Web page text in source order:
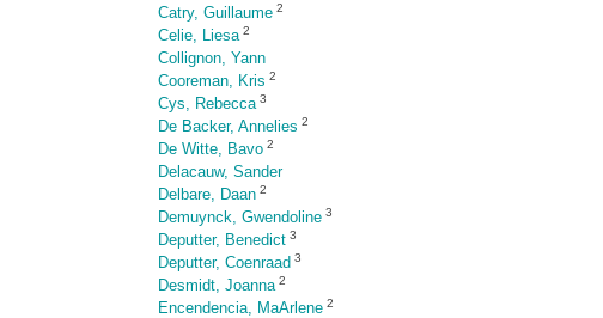
Catry, Guillaume 2
Celie, Liesa 2
Collignon, Yann
Cooreman, Kris 2
Cys, Rebecca 3
De Backer, Annelies 2
De Witte, Bavo 2
Delacauw, Sander
Delbare, Daan 2
Demuynck, Gwendoline 3
Deputter, Benedict 3
Deputter, Coenraad 3
Desmidt, Joanna 2
Encendencia, MaArlene 2